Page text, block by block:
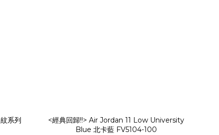
系列
<經典回歸!!> Air Jordan 11 Low University
Blue 北卡藍 FV5104-100